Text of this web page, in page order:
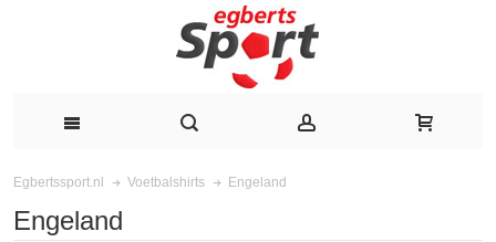
Egbertssport.nl Voetbalshirts Engeland
Engeland